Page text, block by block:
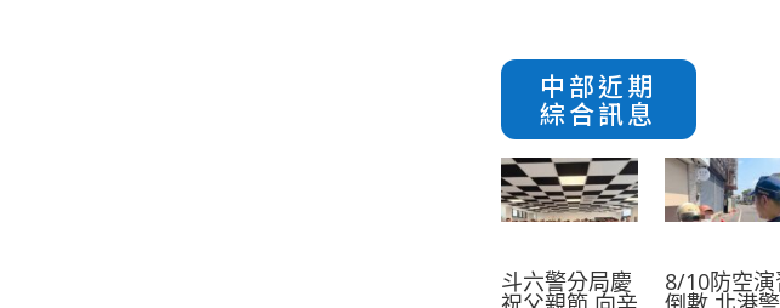
中部近期
綜合訊息
斗六警分局慶 8/10防空演